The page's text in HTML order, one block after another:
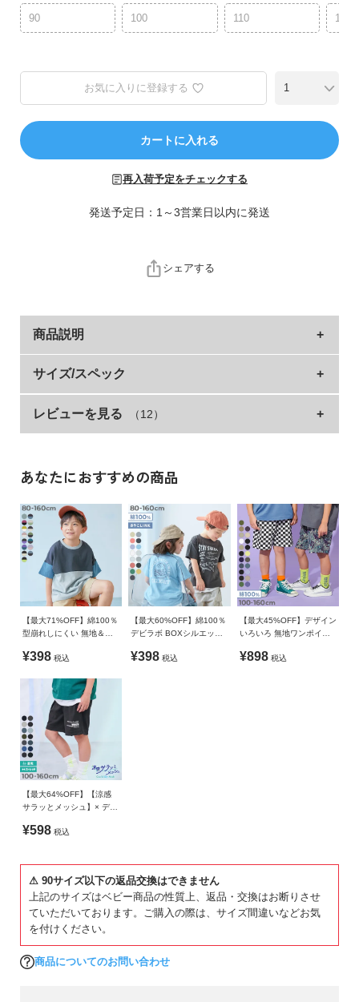
特
集
探
子
ど
プ
デ
に
い
て
物
イ
ド
よ
く
あ
る
質
問
FOLLOW
90 100 110 120
お気に入りに登録する
カートに入れる
再入荷予定をチェックする
発送予定日：1～3営業日以内に発送
シェアする
商品説明
毎日着たい『デビラボ BOXシルエット プリント トレ
ーナー』
より着こなしやすいシルエットにリニューアル。
幅広いシーンで着こなしやすいアイテムです。
■シリーズ
一緒にえらぶって楽しい
今日はどんな服を着よう？
一緒に服をえらぶ時間は、親子の大切なひと時。
デザインやシルエット、素材など、バリエーション豊富に取り
揃えたデビラボプリントシリーズなら、えらぶ楽しさがもっと
広がる。
吸汗性が良く、程よい肉感が心地よいCVC裏毛
裏がパイル状になっているので、吸汗性が良く汗ばむ日でも快
適な着心地。
程よく薄手の裏毛は、長いシーズン着まわしやすい素材です。
毛玉が出来にくいのも嬉しいポイント。
■スタイリング
トップスを主役にデニムやストレッチパンツなどを合わせれ
ば、通園・通学コーデに。
ゆるっとトレンド感のあるボトムスを合わせれば、お出かけコ
ーデにも着用できるアイテムです。
サイズ/スペック
サイズ 着丈
肩幅
120cm
48.5 42 34.5
130cm
52 44 38.5
44
140cm
56 47 43
47
150cm
60 50 48.5
50
160cm
64 53 51 53
»サイズガイド
本体：綿75% ポリエステル25% / リブ：綿95% ポリウレタン
5%
生産国
CHINA
備考
洗濯方法
不可 / 日陰つり干し/ 洗濯ネット使用 / プリント部分アイロン
禁止
ご注意事項
・摩擦や水、汗などで色が移ることがあります。ご注意くだ
さい。
レビューを見る （12）
あなたにおすすめの商品
【最大71%OFF】綿100％
型崩れしにくい 無地＆切
シャツ
¥398 税込
【最大60%OFF】綿100％
デビラボ BOXシルエット
¥398 税込
【最大45%OFF】デザイン
いろいろ 無地ワンポイン
パンツ
¥898 税込
【最大64%OFF】【涼感
サラッとメッシュ】× デビ
ツ
¥598 税込
⚠ 90サイズ以下の返品交換はできません
上記のサイズはベビー商品の性質上、返品・交換はお断りさせ
ていただいております。ご購入の際は、サイズ間違いなどお気
を付けください。
商品についてのお問い合わせ